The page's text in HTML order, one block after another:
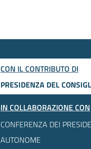
CON IL CONTRIBUTO DI
PRESIDENZA DEL
IN COLLABORAZIONE CON
CONFERENZA DEI
AUTONOME